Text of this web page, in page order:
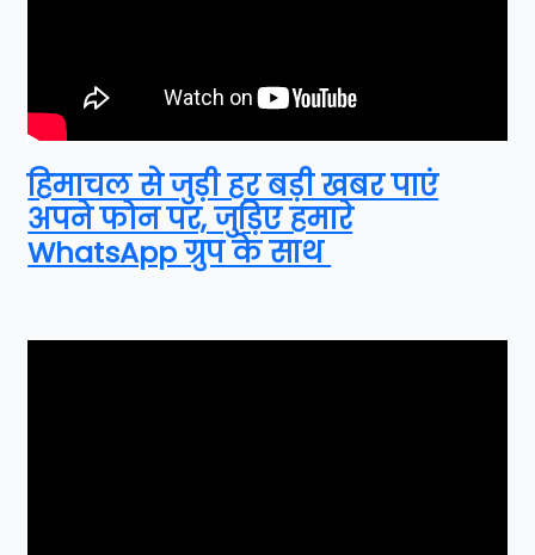
हिमाचल से जुड़ी हर बड़ी खबर पाएं
अपने फोन पर, जुड़िए हमारे
WhatsApp ग्रुप के साथ